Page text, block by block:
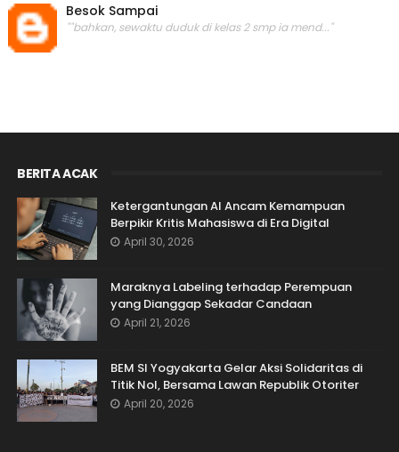
Besok Sampai
""bahkan, sewaktu duduk di kelas 2 smp ia mend..."
BERITA ACAK
Ketergantungan AI Ancam Kemampuan
Berpikir Kritis Mahasiswa di Era Digital
April 30, 2026
Maraknya Labeling terhadap Perempuan
yang Dianggap Sekadar Candaan
April 21, 2026
BEM SI Yogyakarta Gelar Aksi Solidaritas di
Titik Nol, Bersama Lawan Republik Otoriter
April 20, 2026